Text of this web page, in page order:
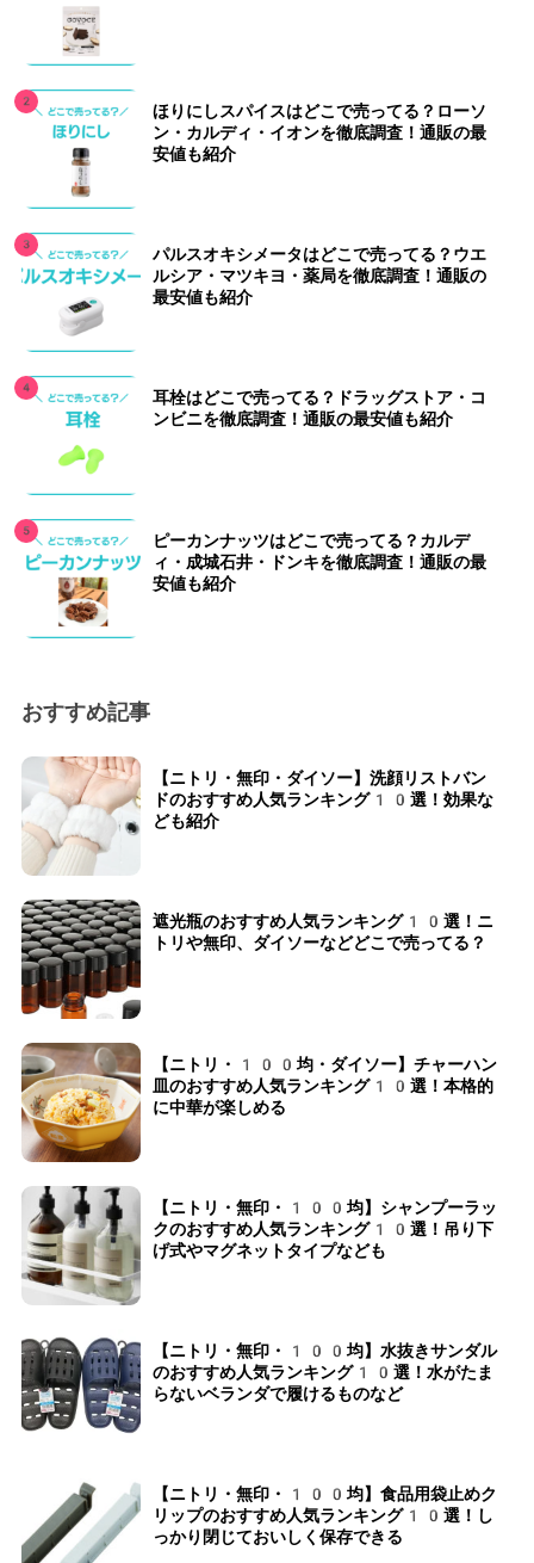
ほりにしスパイスはどこで売ってる？ローソ
ン・カルディ・イオンを徹底調査！通販の最
安値も紹介
パルスオキシメータはどこで売ってる？ウエ
ルシア・マツキヨ・薬局を徹底調査！通販の
最安値も紹介
耳栓はどこで売ってる？ドラッグストア・コ
ンビニを徹底調査！通販の最安値も紹介
ピーカンナッツはどこで売ってる？カルデ
ィ・成城石井・ドンキを徹底調査！通販の最
安値も紹介
おすすめ記事
【ニトリ・無印・ダイソー】洗顔リストバン
ドのおすすめ人気ランキング10選！効果な
ども紹介
遮光瓶のおすすめ人気ランキング10選！ニ
トリや無印、ダイソーなどどこで売ってる？
【ニトリ・100均・ダイソー】チャーハン
皿のおすすめ人気ランキング10選！本格的
に中華が楽しめる
【ニトリ・無印・100均】シャンプーラッ
クのおすすめ人気ランキング10選！吊り下
げ式やマグネットタイプなども
【ニトリ・無印・100均】水抜きサンダル
のおすすめ人気ランキング10選！水がたま
らないベランダで履けるものなど
【ニトリ・無印・100均】食品用袋止めク
リップのおすすめ人気ランキング10選！し
っかり閉じておいしく保存できる